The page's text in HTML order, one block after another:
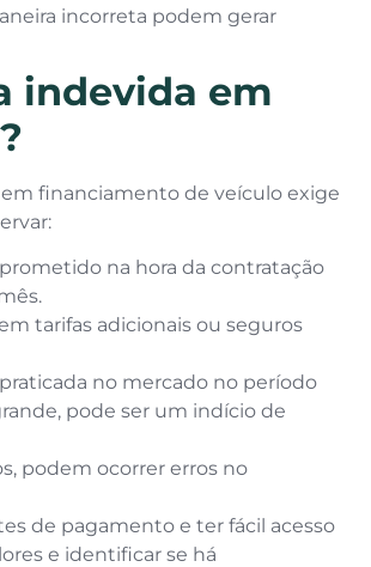
incorreta podem gerar
indevida em
financiamento de veículo exige
na hora da contratação
tarifas adicionais ou seguros
no mercado no período
pode ser um indício de
podem ocorrer erros no
de pagamento e ter fácil acesso
e identificar se há